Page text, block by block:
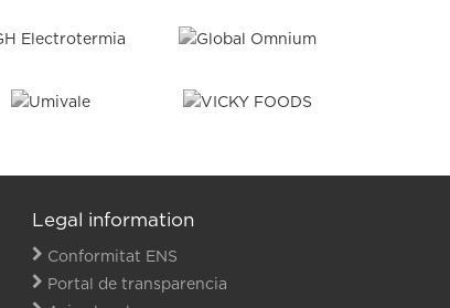
Legal information
Conformitat ENS
Portal de transparencia